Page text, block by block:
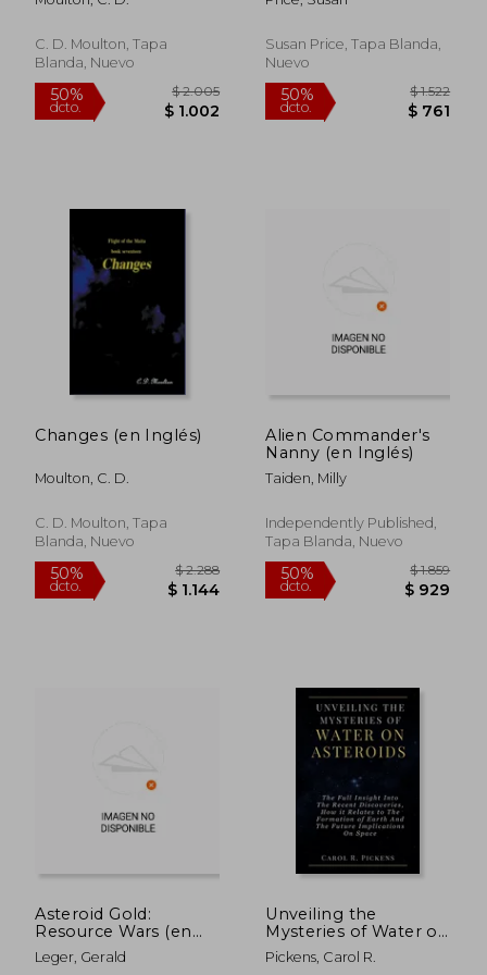
50%
dcto.
50% 50%
C. D. Moulton, Tapa
Blanda, Nuevo
Susan Price, Tapa Blanda,
Nuevo
Changes (en Inglés)
Moulton, C. D.
C. D. Moulton, Tapa
Blanda, Nuevo
Alien Commander's
Nanny (en Inglés)
Taiden, Milly
Independently Published,
Tapa Blanda, Nuevo
Asteroid Gold:
Resource Wars (en
Inglés)
Leger, Gerald
Unveiling the
Mysteries of Water on
Asteroids: The Full
Insight Into The
Pickens, Carol R.